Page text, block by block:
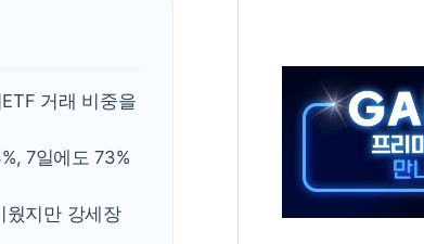
연일 폭염에 온열질환 사망 23명…정부, 비상대응기구 가동
中 전방위 아파트 부양, 수도 베이징도 부동산 규제 철폐
인제 용대리 계곡서 수위 상승으로 피서객 7명 고립…전원 구조
동해시, 11~14일 '별똥별 멍' 운영…페르세우스 유성우 관측
거래 비중을
7일에도 73%
웠지만 강세장